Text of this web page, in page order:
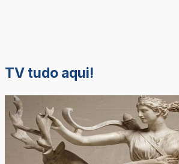
TV tudo aqui!